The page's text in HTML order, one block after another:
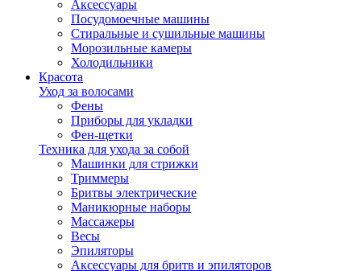
Аксессуары
Посудомоечные машины
Стиральные и сушильные машины
Морозильные камеры
Холодильники
Красота
Уход за волосами
Фены
Приборы для укладки
Фен-щетки
Техника для ухода за собой
Машинки для стрижки
Триммеры
Бритвы электрические
Маникюрные наборы
Массажеры
Весы
Эпиляторы
Аксессуары для бритв и эпиляторов